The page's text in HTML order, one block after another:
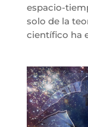
espacio-
solo de la
científico ha